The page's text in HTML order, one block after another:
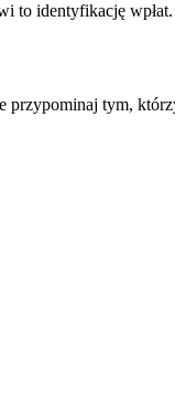
to identyfikację wpłat.
tym,